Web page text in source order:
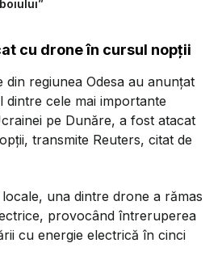
cu drone în cursul nopții
regiunea Odesa au anunțat
cele mai importante
pe Dunăre, a fost atacat
transmite Reuters, citat de
una dintre drone a rămas
provocând întreruperea
cu energie electrică în cinci